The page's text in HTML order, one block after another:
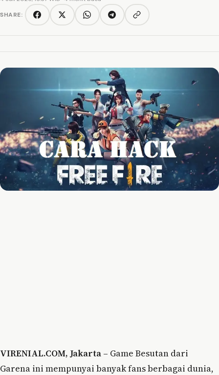
SHARE:
FacebookTwitter/XWhatsAppTelegramCopy link
VIRENIAL.COM, Jakarta – Game Besutan dari
Garena ini mempunyai banyak fans berbagai dunia,